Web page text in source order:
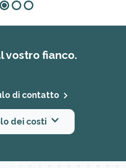
vostro fianco.
di contatto
dei costi